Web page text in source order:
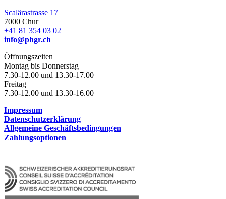
Scalärastrasse 17
7000 Chur
+41 81 354 03 02
info@phgr.ch
Öffnungszeiten
Montag bis Donnerstag
7.30-12.00 und 13.30-17.00
Freitag
7.30-12.00 und 13.30-16.00
Impressum
Datenschutzerklärung
Allgemeine Geschäftsbedingungen
Zahlungsoptionen